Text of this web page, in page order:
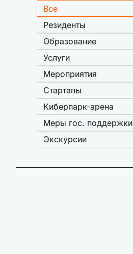
Все
Резиденты
Образование
Услуги
Мероприятия
Стартапы
Киберпарк-арена
Меры гос. поддержки
Экскурсии